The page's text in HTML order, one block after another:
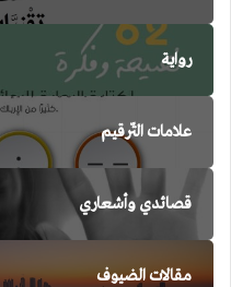
رواية
علامات التّرقيم
قصائدي وأشعاري
مقالات الضيوف